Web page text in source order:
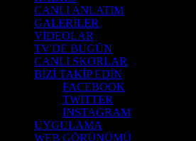
CANLI ANLATIM
GALERİLER
VİDEOLAR
TV'DE BUGÜN
CANLI SKORLAR
BİZİ TAKİP EDİN
FACEBOOK
TWİTTER
INSTAGRAM
UYGULAMA
WEB GÖRÜNÜMÜ